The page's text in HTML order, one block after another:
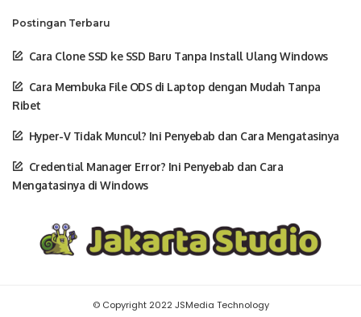
Postingan Terbaru
Cara Clone SSD ke SSD Baru Tanpa Install Ulang Windows
Cara Membuka File ODS di Laptop dengan Mudah Tanpa
Ribet
Hyper-V Tidak Muncul? Ini Penyebab dan Cara Mengatasinya
Credential Manager Error? Ini Penyebab dan Cara
Mengatasinya di Windows
© Copyright 2022 JSMedia Technology